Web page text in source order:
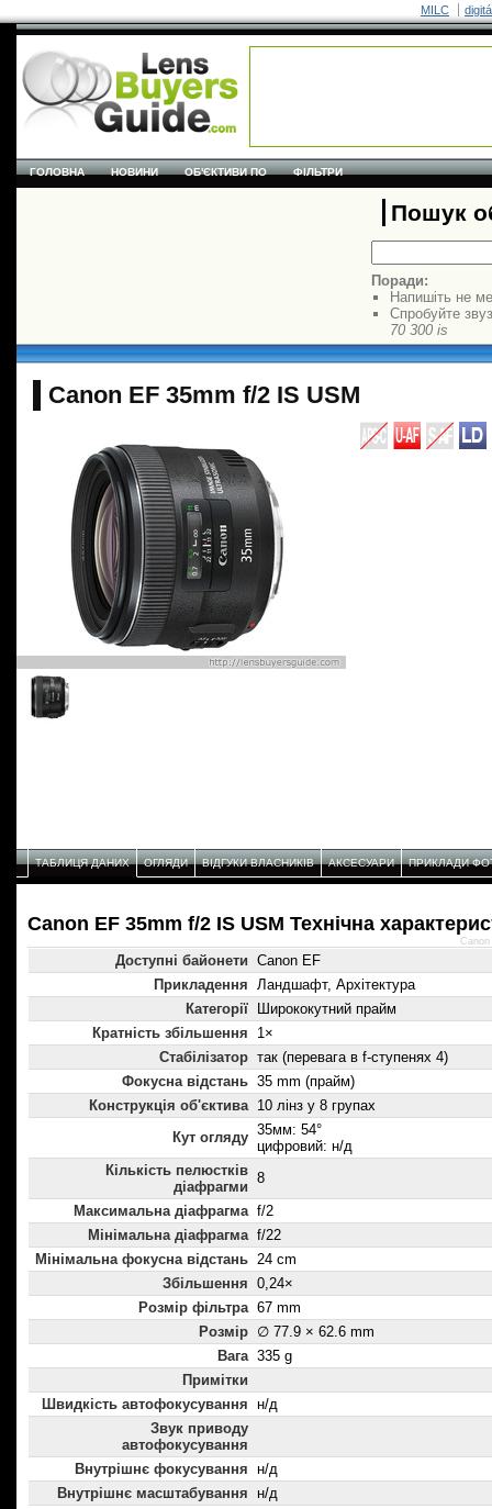
MILC
ГОЛОВНА НОВИНИ ОБ'ЄКТИВИ ПО ФІЛЬТРИ
Пошук
Поради:
Напишіть не
Спробуйте
70 300 is
Canon EF 35mm f/2 IS USM
ТАБЛИЦЯ ДАНИХ ОГЛЯДИ ВІДГУКИ ВЛАСНИКІВ АКСЕСУАРИ ПРИКЛАДИ
Canon EF 35mm f/2 IS USM Технічнa
Доступні байонети Canon EF
Прикладення Ландшафт, Архітектура
Категорії
Ширококутний прайм
Кратність збільшення
1×
Стабілізатор так (перевага в f-ступенях 4)
Фокусна відстань 35 mm (прайм)
Конструкція об'єктива 10 лінз у 8 групах
Кут огляду 35мм: 54°
цифровий: н/д
Кількість пелюстків
діафрагми
8
Максимальна діафрагма f/2
Мінімальна діафрагма f/22
Мінімальна фокусна відстань 24 cm
Збільшення 0,24×
Розмір фільтра 67 mm
Розмір ∅ 77.9 × 62.6 mm
Вага 335 g
Примітки
Швидкість автофокусування н/д
Звук приводу
автофокусування
Внутрішнє фокусування н/д
Внутрішнє масштабування
н/д
Canon